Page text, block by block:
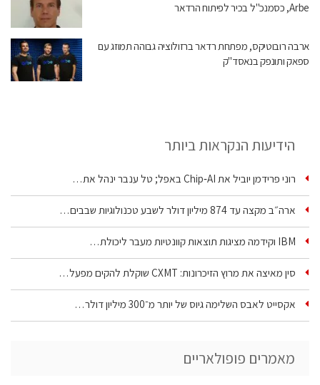
Arbe, כסמנכ"ל בכיר לפיתוח הרדאר
ארבה רובוטיקס, מפתחת רדאר ברזולוציה גבוהה תמוזג עם
ספאק ותונפק בנאסד"ק
הידיעות הנקראות ביותר
רוני פרידמן יוביל את Chip‑AI באפל; טל ענבר ינהל את…
ארה״ב מקצה עד 874 מיליון דולר לשבע טכנולוגיות שבבים…
IBM וקידמה מציגות תוצאות קוונטיות מעבר ליכולת…
סין מאיצה את מרוץ הזיכרונות: CXMT שוקלת להקים מפעל…
אקסייט לאבס השלימה גיוס של יותר מ־300 מיליון דולר…
מאמרים פופולאריים